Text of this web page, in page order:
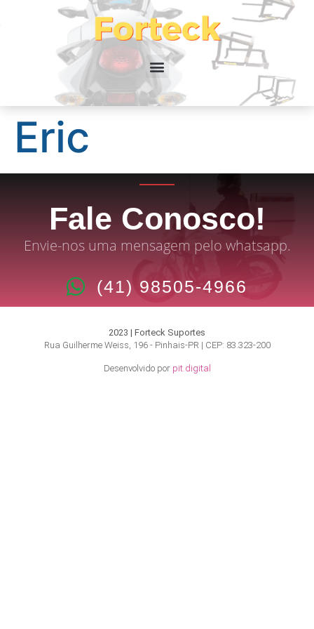
Eric
Fale Conosco!
Envie-nos uma mensagem pelo whatsapp.
(41) 98505-4966
2023 | Forteck Suportes
Rua Guilherme Weiss, 196 - Pinhais-PR | CEP: 83.323-200
Desenvolvido por pit.digital